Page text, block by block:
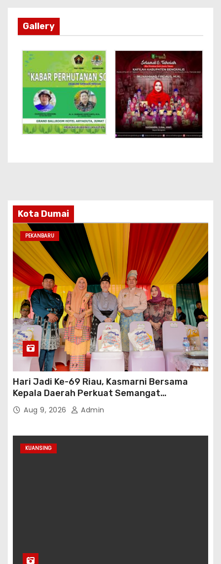
Gallery
Kota Dumai
PEKANBARU
Hari Jadi Ke-69 Riau, Kasmarni Bersama
Kepala Daerah Perkuat Semangat
Membangun Negeri
Aug 9, 2026 Admin
KUANSING